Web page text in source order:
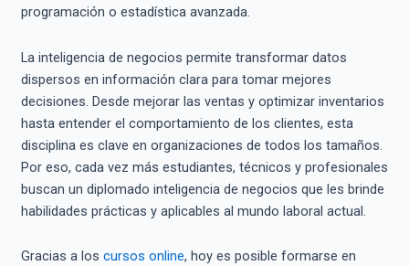
programación o estadística avanzada.
La inteligencia de negocios permite transformar datos
dispersos en información clara para tomar mejores
decisiones. Desde mejorar las ventas y optimizar inventarios
hasta entender el comportamiento de los clientes, esta
disciplina es clave en organizaciones de todos los tamaños.
Por eso, cada vez más estudiantes, técnicos y profesionales
buscan un diplomado inteligencia de negocios que les brinde
habilidades prácticas y aplicables al mundo laboral actual.
Gracias a los cursos online, hoy es posible formarse en